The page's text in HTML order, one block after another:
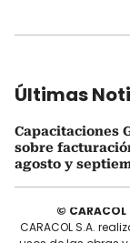
Últimas
Capacitaciones
sobre
agosto y
©
CARACOL S.A.